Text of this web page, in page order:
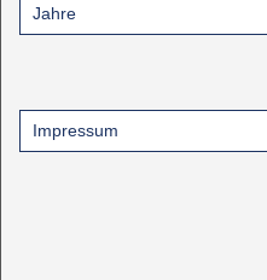
Jahre
Impressum